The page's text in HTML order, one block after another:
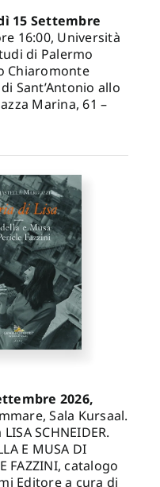
15 Settembre
16:00, Università
di Palermo
Chiaromonte
Sant’Antonio allo
Marina, 61 –
2026,
Sala Kursaal.
SCHNEIDER.
E MUSA DI
FAZZINI, catalogo
Editore a cura di